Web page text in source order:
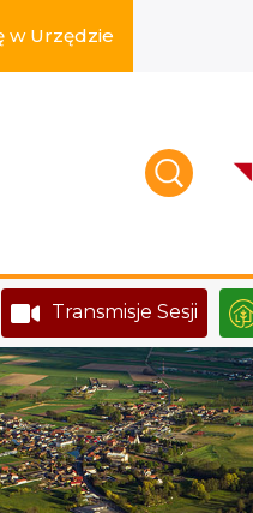
w Urzędzie
Transmisje Sesji